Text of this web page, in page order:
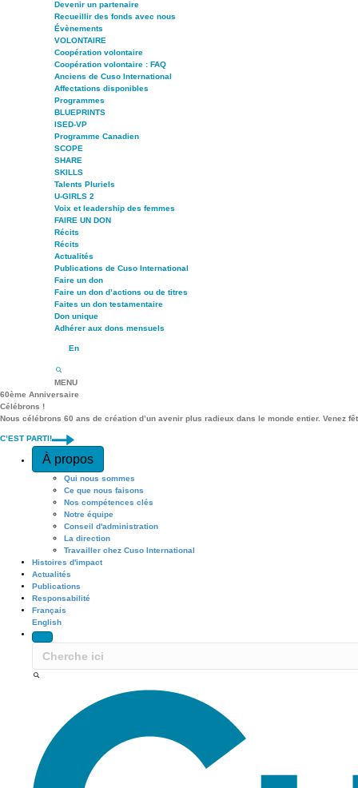
Devenir un partenaire
Recueillir des fonds avec nous
Évènements
VOLONTAIRE
Coopération volontaire
Coopération volontaire : FAQ
Anciens de Cuso International
Affectations disponibles
Programmes
BLUEPRINTS
ISED-VP
Programme Canadien
SCOPE
SHARE
SKILLS
Talents Pluriels
U-GIRLS 2
Voix et leadership des femmes
FAIRE UN DON
Récits
Récits
Actualités
Publications de Cuso International
Faire un don
Faire un don d’actions ou de titres
Faites un don testamentaire
Don unique
Adhérer aux dons mensuels
En
MENU
60ème Anniversaire
Célébrons !
Nous célébrons 60 ans de création d’un avenir plus radieux dans le monde entier. Venez
C’EST PARTI!
Quick Access
À propos
Qui nous sommes
Ce que nous faisons
Nos compétences clés
Notre équipe
Conseil d'administration
La direction
Travailler chez Cuso International
Histoires d'impact
Actualités
Publications
Responsabilité
Français
English
Site Navigation